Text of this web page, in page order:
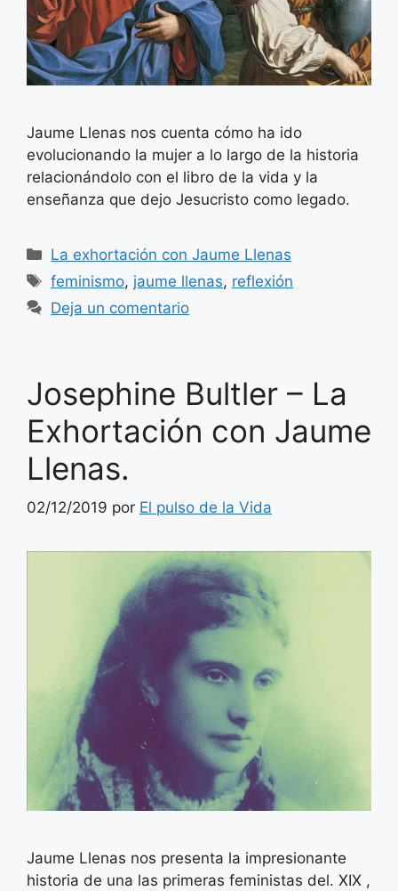
Jaume Llenas nos cuenta cómo ha ido
evolucionando la mujer a lo largo de la historia
relacionándolo con el libro de la vida y la
enseñanza que dejo Jesucristo como legado.
Categorías
La exhortación con Jaume Llenas
Etiquetas
feminismo, jaume llenas, reflexión
Deja un comentario
Josephine Bultler – La
Exhortación con Jaume
Llenas.
02/12/2019 por El pulso de la Vida
Jaume Llenas nos presenta la impresionante
historia de una las primeras feministas del. XIX ,